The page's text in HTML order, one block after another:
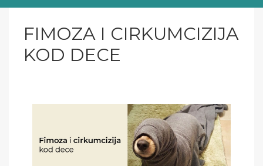
FIMOZA I CIRKUMCIZIJA
KOD DECE